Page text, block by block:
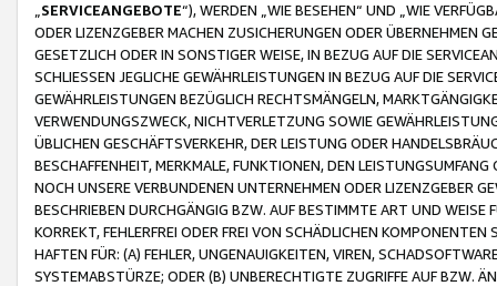
SERVICEANGEBOTE“), WERDEN „WIE BESEHEN“ UND „WIE
ODER LIZENZGEBER MACHEN ZUSICHERUNGEN ODER ÜBERNEHMEN
GESETZLICH ODER IN SONSTIGER WEISE, IN BEZUG AUF DIE
SCHLIESSEN JEGLICHE GEWÄHRLEISTUNGEN IN BEZUG AUF DIE
GEWÄHRLEISTUNGEN BEZÜGLICH RECHTSMÄNGELN,
VERWENDUNGSZWECK, NICHTVERLETZUNG SOWIE
ÜBLICHEN GESCHÄFTSVERKEHR, DER LEISTUNG ODER
BESCHAFFENHEIT, MERKMALE, FUNKTIONEN, DEN
NOCH UNSERE VERBUNDENEN UNTERNEHMEN ODER LIZENZGEBER
BESCHRIEBEN DURCHGÄNGIG BZW. AUF BESTIMMTE ART UND
KORREKT, FEHLERFREI ODER FREI VON SCHÄDLICHEN
HAFTEN FÜR: (A) FEHLER, UNGENAUIGKEITEN, VIREN,
SYSTEMABSTÜRZE; ODER (B) UNBERECHTIGTE ZUGRIFFE AUF BZW.